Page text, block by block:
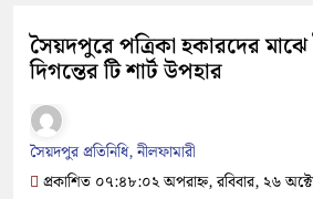
সৈয়দপুরে পত্রিকা হকারদের
দিগন্তের টি শার্ট উপহার
সৈয়দপুর প্রতিনিধি, নীলফামারী
প্রকাশিত ০৭:৪৮:০২ অপরাহ্ন, রবিবার, ২৬